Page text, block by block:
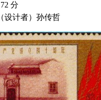
72 分
（设计者）孙传哲